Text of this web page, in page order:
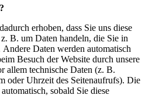
erhoben, dass Sie uns diese
B. um Daten handeln, die Sie in
Andere Daten werden automatisch
Besuch der Website durch unsere
allem technische Daten (z. B.
oder Uhrzeit des Seitenaufrufs). Die
sobald Sie diese